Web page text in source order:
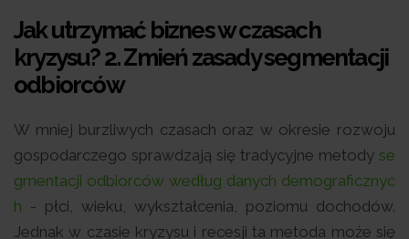
Jak utrzymać biznes w czasach
kryzysu? 2.Zmień zasady segmentacji
odbiorców
W mniej burzliwych czasach oraz w okresie rozwoju
gospodarczego sprawdzają się tradycyjne metody se
gmentacji odbiorców według danych demograficznyc
h - płci, wieku, wykształcenia, poziomu dochodów.
Jednak w czasie kryzysu i recesji ta metoda może się